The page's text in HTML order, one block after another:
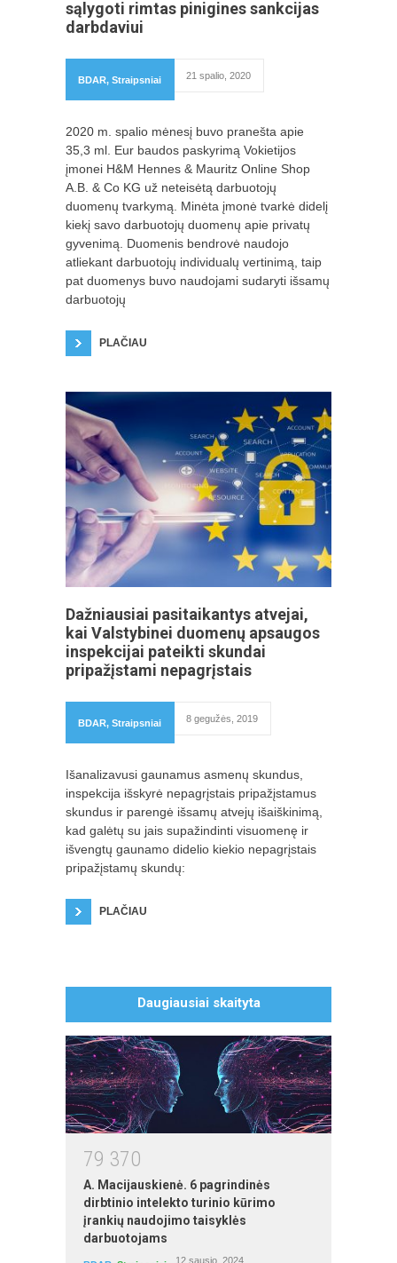
sąlygoti rimtas pinigines sankcijas
darbdaviui
BDAR, Straipsniai 21 spalio, 2020
2020 m. spalio mėnesį buvo pranešta apie
35,3 ml. Eur baudos paskyrimą Vokietijos
įmonei H&M Hennes & Mauritz Online Shop
A.B. & Co KG už neteisėtą darbuotojų
duomenų tvarkymą. Minėta įmonė tvarkė didelį
kiekį savo darbuotojų duomenų apie privatų
gyvenimą. Duomenis bendrovė naudojo
atliekant darbuotojų individualų vertinimą, taip
pat duomenys buvo naudojami sudaryti išsamų
darbuotojų
PLAČIAU
Dažniausiai pasitaikantys atvejai,
kai Valstybinei duomenų apsaugos
inspekcijai pateikti skundai
pripažįstami nepagrįstais
BDAR, Straipsniai 8 gegužės, 2019
Išanalizavusi gaunamus asmenų skundus,
inspekcija išskyrė nepagrįstais pripažįstamus
skundus ir parengė išsamų atvejų išaiškinimą,
kad galėtų su jais supažindinti visuomenę ir
išvengtų gaunamo didelio kiekio nepagrįstais
pripažįstamų skundų:
PLAČIAU
Daugiausiai skaityta
79 370
A. Macijauskienė. 6 pagrindinės
dirbtinio intelekto turinio kūrimo
įrankių naudojimo taisyklės
darbuotojams
12 sausio, 2024
MS PowerPoint mokymai
autorius: Karolis Visockas